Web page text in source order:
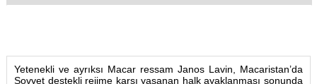
Yetenekli ve ayrıksı Macar ressam Janos Lavin, Macaristan’da
Sovyet destekli rejime karşı yaşanan halk ayaklanması sonunda